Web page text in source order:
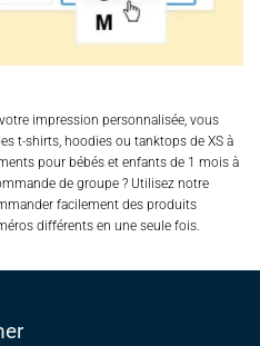
impression personnalisée, vous
t-shirts, hoodies ou tanktops de XS à
pour bébés et enfants de 1 mois à
de groupe ? Utilisez notre
facilement des produits
différents en une seule fois.